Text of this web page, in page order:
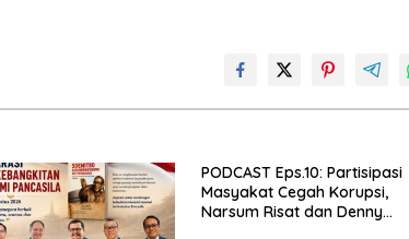
PODCAST Eps.10: Partisipasi
Masyakat Cegah Korupsi,
Narsum Risat dan Denny